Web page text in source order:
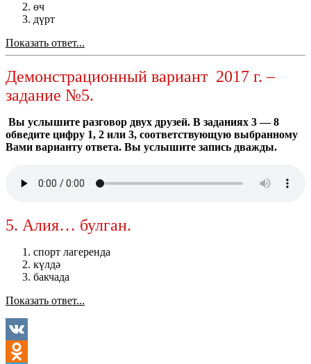
өч
дүрт
Показать ответ...
Демонстрационный вариант 2017 г. –
задание №5.
Вы услышите разговор двух друзей. В заданиях 3 — 8
обведите цифру 1, 2 или 3, соответствующую выбранному
Вами варианту ответа. Вы услышите запись дважды.
5. Алия… булган.
спорт лагеренда
күлдә
бакчада
Показать ответ...
VK